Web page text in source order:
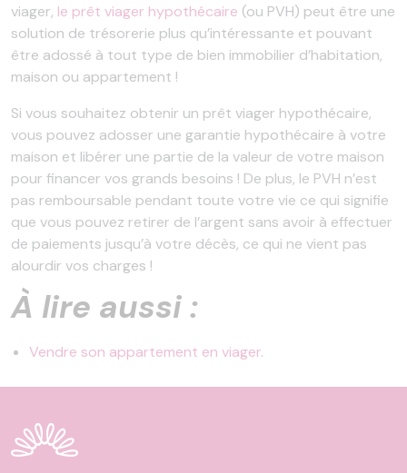
viager, le prêt viager hypothécaire (ou PVH) peut être une
solution de trésorerie plus qu’intéressante et pouvant
être adossé à tout type de bien immobilier d’habitation,
maison ou appartement !
Si vous souhaitez obtenir un prêt viager hypothécaire,
vous pouvez adosser une garantie hypothécaire à votre
maison et libérer une partie de la valeur de votre maison
pour financer vos grands besoins ! De plus, le PVH n’est
pas remboursable pendant toute votre vie ce qui signifie
que vous pouvez retirer de l’argent sans avoir à effectuer
de paiements jusqu’à votre décès, ce qui ne vient pas
alourdir vos charges !
À lire aussi :
Vendre son appartement en viager.